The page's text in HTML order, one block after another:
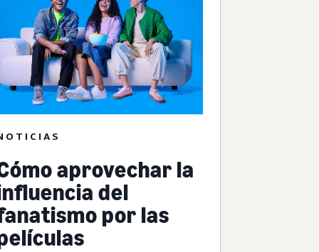
aprovechar la
del
por las